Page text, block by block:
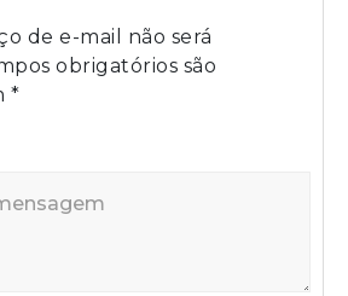
de e-mail não será
obrigatórios são
*